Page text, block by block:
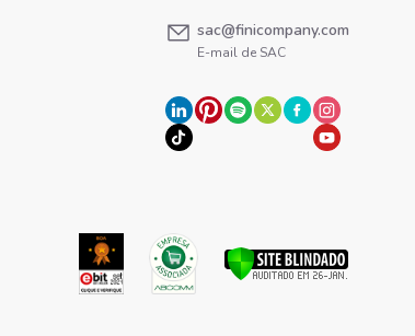
sac@finicompany.com
E-mail de SAC